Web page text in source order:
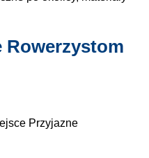
Rowerzystom
Przyjazne